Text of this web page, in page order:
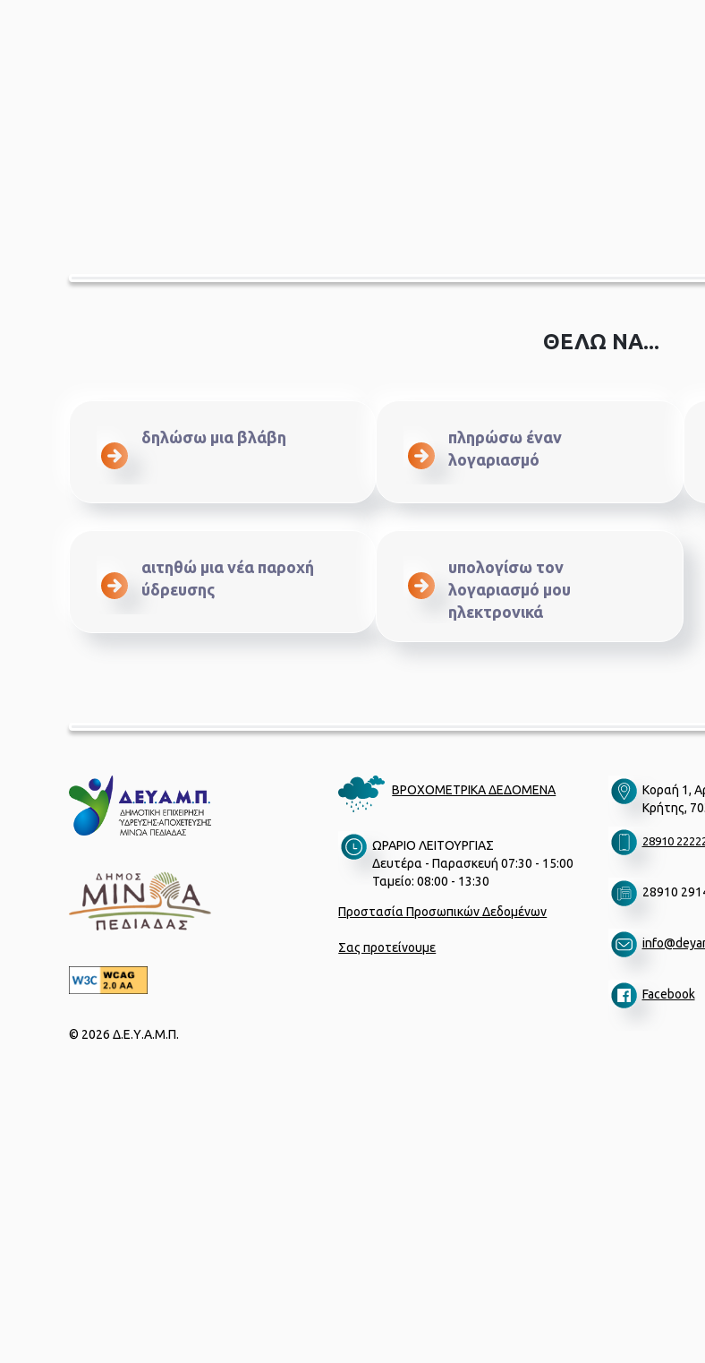
ΘΕΛΩ ΝΑ...
δηλώσω μια βλάβη
πληρώσω έναν
λογαριασμό
αιτηθώ μια νέα παροχή
ύδρευσης
υπολογίσω τον
λογαριασμό μου
ηλεκτρονικά
© 2026 Δ.Ε.Υ.Α.Μ.Π.
ΒΡΟΧΟΜΕΤΡΙΚΑ ΔΕΔΟΜΕΝΑ
ΩΡΑΡΙΟ ΛΕΙΤΟΥΡΓΙΑΣ
Δευτέρα - Παρασκευή 07:30 - 15:00
Ταμείο: 08:00 - 13:30
Προστασία Προσωπικών Δεδομένων
Σας προτείνουμε
Κοραή 1,
Κρήτης,
28910
28910
Facebook